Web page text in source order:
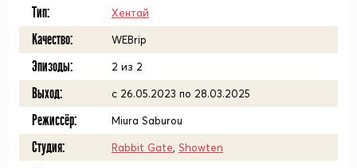
Тип: Хентай
Качество: WEBrip
Эпизоды: 2 из 2
Выход: с 26.05.2023 по 28.03.2025
Режиссёр: Miura Saburou
Студия: Rabbit Gate Showten